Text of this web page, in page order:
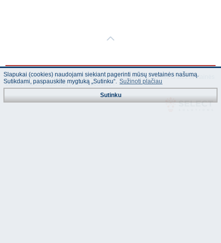
© "AS Akvedukts" 2026. Dalinai ar pilnai naudojant duomenis iš šios svetainės
būtina naudoti nuorodą Į "AS Akvedukts"!
Slapukai (cookies) naudojami siekiant pagerinti mūsų svetainės našumą.
Sutikdami, paspauskite mygtuką „Sutinku“. Sužinoti plačiau
Sutinku